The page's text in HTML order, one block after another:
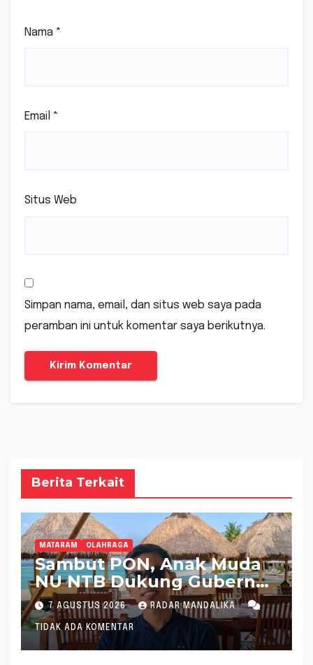
Nama *
Email *
Situs Web
Simpan nama, email, dan situs web saya pada
peramban ini untuk komentar saya berikutnya.
Berita Terkait
MATARAM OLAHRAGA
Sambut PON, Anak Muda
NU NTB Dukung Gubernur
Pimpin KONI NTB
7 AGUSTUS 2026 RADAR MANDALIKA
TIDAK ADA KOMENTAR